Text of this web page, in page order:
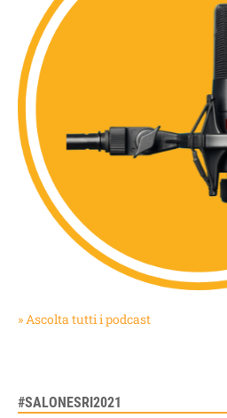
» Ascolta tutti i podcast
#SALONESRI2021